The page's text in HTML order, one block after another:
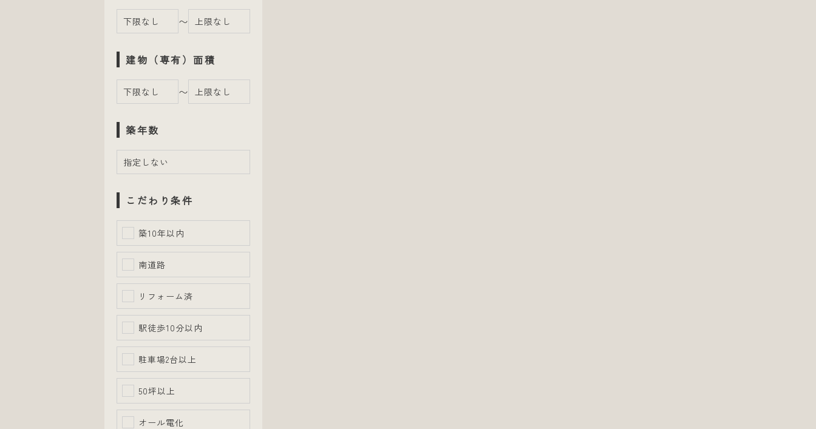
〜
建物（専有）面積
〜
築年数
こだわり条件
築10年以内
南道路
リフォーム済
駅徒歩10分以内
駐車場2台以上
50坪以上
オール電化